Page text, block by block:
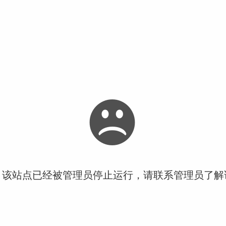
站点已经被管理员停止运行，请联系管理员了